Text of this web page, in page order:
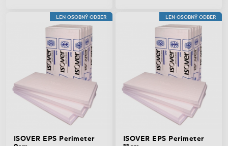
LEN OSOBNÝ ODBER
ISOVER EPS Perimeter
LEN OSOBNÝ ODBER
ISOVER EPS Perimeter